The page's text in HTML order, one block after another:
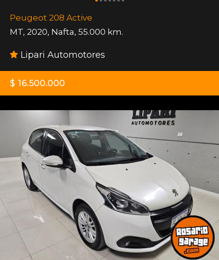
Peugeot 208 Active
MT, 2020, Nafta, 55.000 km.
Lipari Automotores
$ 16.500.000